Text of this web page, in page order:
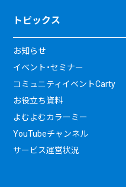
トピックス
お知らせ
イベント・セミナー
コミュニティイベントCarty
お役立ち資料
よむよむカラーミー
YouTubeチャンネル
サービス運営状況